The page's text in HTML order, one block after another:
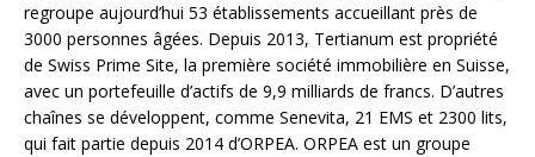
regroupe aujourd’hui 53 établissements accueillant près de
3000 personnes âgées. Depuis 2013, Tertianum est propriété
de Swiss Prime Site, la première société immobilière en Suisse,
avec un portefeuille d’actifs de 9,9 milliards de francs. D’autres
chaînes se développent, comme Senevita, 21 EMS et 2300 lits,
qui fait partie depuis 2014 d’ORPEA. ORPEA est un groupe